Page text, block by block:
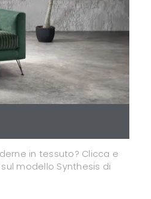
in tessuto? Clicca e
modello Synthesis di